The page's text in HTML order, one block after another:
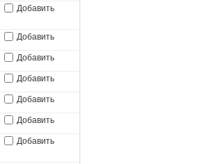
Добавить
Добавить
Добавить
Добавить
Добавить
Добавить
Добавить